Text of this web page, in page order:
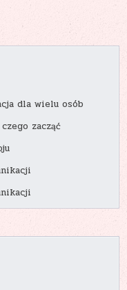
dla wielu osób
zacząć